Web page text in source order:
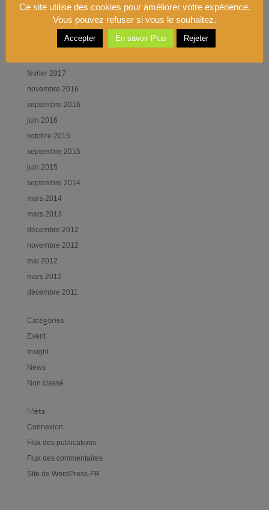
Archives
octobre 2020
février 2017
novembre 2016
septembre 2016
juin 2016
octobre 2015
septembre 2015
juin 2015
septembre 2014
mars 2014
mars 2013
décembre 2012
novembre 2012
mai 2012
mars 2012
décembre 2011
Catégories
Event
Insight
News
Non classé
Méta
Connexion
Flux des publications
Flux des commentaires
Site de WordPress-FR
Ce site utilise des cookies pour améliorer votre expérience.
Vous pouvez refuser si vous le souhaitez.
Accepter En savoir Plus Rejeter